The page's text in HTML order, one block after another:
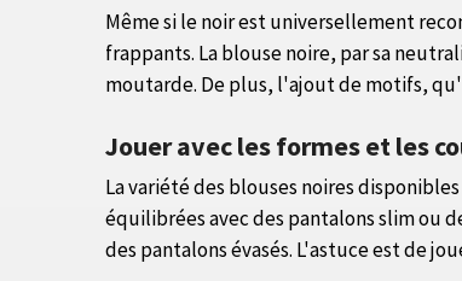
Même si le noir est universellement
frappants. La blouse noire, par sa
moutarde. De plus, l'ajout de motifs,
Jouer avec les formes et les
La variété des blouses noires
équilibrées avec des pantalons slim ou
des pantalons évasés. L'astuce est de